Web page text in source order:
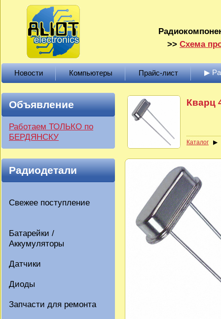
>> Схема
Новости Компьютеры Прайс-лист ▶
Объявление
Работаем ТОЛЬКО по
БЕРДЯНСКУ
Радиодетали
Свежее поступление
Батарейки /
Аккумуляторы
Датчики
Диоды
Запчасти для ремонта
Кварц
Каталог